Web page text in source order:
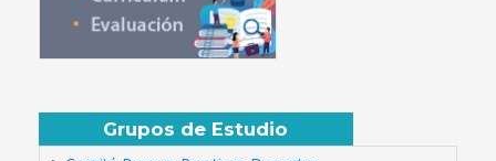
Grupos de Estudio